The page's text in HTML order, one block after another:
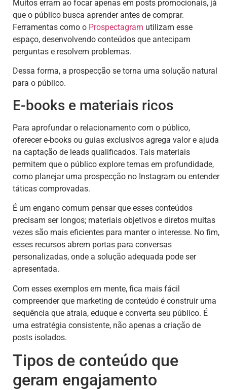
Muitos erram ao focar apenas em posts promocionais, já
que o público busca aprender antes de comprar.
Ferramentas como o Prospectagram utilizam esse
espaço, desenvolvendo conteúdos que antecipam
perguntas e resolvem problemas.
Dessa forma, a prospecção se torna uma solução natural
para o público.
E-books e materiais ricos
Para aprofundar o relacionamento com o público,
oferecer e-books ou guias exclusivos agrega valor e ajuda
na captação de leads qualificados. Tais materiais
permitem que o público explore temas em profundidade,
como planejar uma prospecção no Instagram ou entender
táticas comprovadas.
É um engano comum pensar que esses conteúdos
precisam ser longos; materiais objetivos e diretos muitas
vezes são mais eficientes para manter o interesse. No fim,
esses recursos abrem portas para conversas
personalizadas, onde a solução adequada pode ser
apresentada.
Com esses exemplos em mente, fica mais fácil
compreender que marketing de conteúdo é construir uma
sequência que atraia, eduque e converta seu público. É
uma estratégia consistente, não apenas a criação de
posts isolados.
Tipos de conteúdo que
geram engajamento